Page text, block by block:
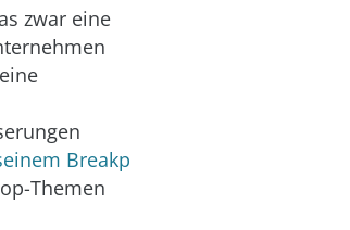
zwar eine
Breakp
Themen